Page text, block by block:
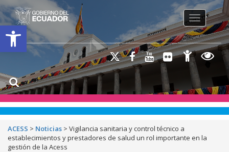
Open toolbar
Toggle
ACESS > Noticias > Vigilancia sanitaria y control técnico a
establecimientos y prestadores de salud un rol importante en la
gestión de la Acess